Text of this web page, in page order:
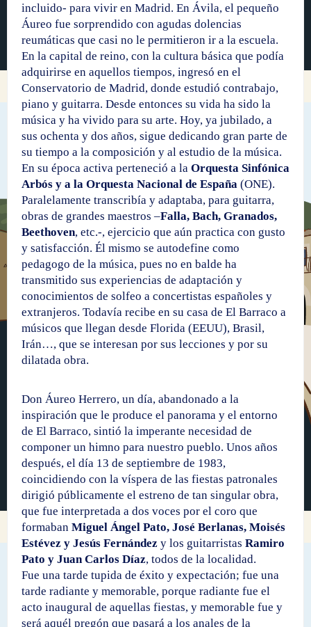
incluido- para vivir en Madrid. En Ávila, el pequeño
Áureo fue sorprendido con agudas dolencias
reumáticas que casi no le permitieron ir a la escuela.
En la capital de reino, con la cultura básica que podía
adquirirse en aquellos tiempos, ingresó en el
Conservatorio de Madrid, donde estudió contrabajo,
piano y guitarra. Desde entonces su vida ha sido la
música y ha vivido para su arte. Hoy, ya jubilado, a
sus ochenta y dos años, sigue dedicando gran parte de
su tiempo a la composición y al estudio de la música.
En su época activa perteneció a la Orquesta Sinfónica
Arbós y a la Orquesta Nacional de España (ONE).
Paralelamente transcribía y adaptaba, para guitarra,
obras de grandes maestros –Falla, Bach, Granados,
Beethoven, etc.-, ejercicio que aún practica con gusto
y satisfacción. Él mismo se autodefine como
pedagogo de la música, pues no en balde ha
transmitido sus experiencias de adaptación y
conocimientos de solfeo a concertistas españoles y
extranjeros. Todavía recibe en su casa de El Barraco a
músicos que llegan desde Florida (EEUU), Brasil,
Irán…, que se interesan por sus lecciones y por su
dilatada obra.
Don Áureo Herrero, un día, abandonado a la
inspiración que le produce el panorama y el entorno
de El Barraco, sintió la imperante necesidad de
componer un himno para nuestro pueblo. Unos años
después, el día 13 de septiembre de 1983,
coincidiendo con la víspera de las fiestas patronales
dirigió públicamente el estreno de tan singular obra,
que fue interpretada a dos voces por el coro que
formaban Miguel Ángel Pato, José Berlanas, Moisés
Estévez y Jesús Fernández y los guitarristas Ramiro
Pato y Juan Carlos Díaz, todos de la localidad.
Fue una tarde tupida de éxito y expectación; fue una
tarde radiante y memorable, porque radiante fue el
acto inaugural de aquellas fiestas, y memorable fue y
será aquél pregón que pasará a los anales de la